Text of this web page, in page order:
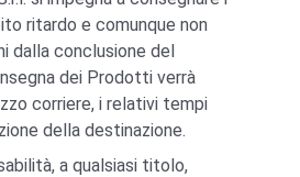
ritardo e comunque non
dalla conclusione del
dei Prodotti verrà
corriere, i relativi tempi
della destinazione.
a qualsiasi titolo,